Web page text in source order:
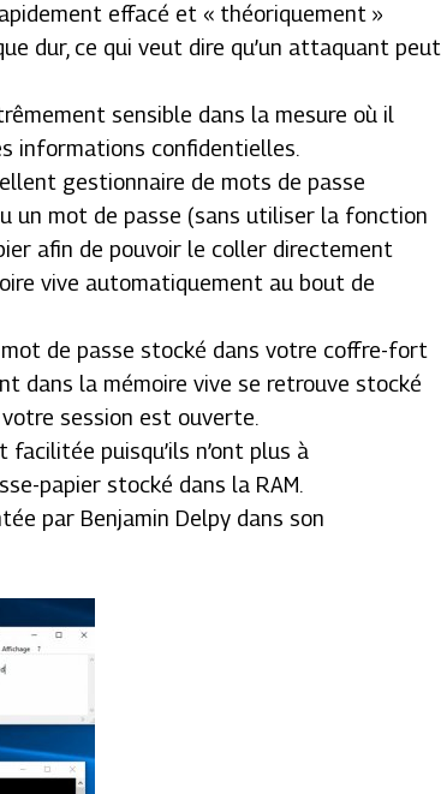
effacé et « théoriquement »
dur, ce qui veut dire qu’un attaquant peut
sensible dans la mesure où il
informations confidentielles.
gestionnaire de mots de passe
un mot de passe (sans utiliser la fonction
afin de pouvoir le coller directement
vive automatiquement au bout de
de passe stocké dans votre coffre-fort
dans la mémoire vive se retrouve stocké
session est ouverte.
puisqu’ils n’ont plus à
papier stocké dans la RAM.
par Benjamin Delpy dans son